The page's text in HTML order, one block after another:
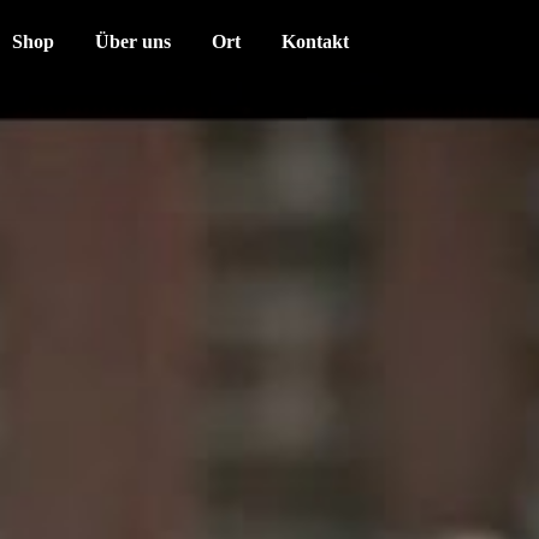
Shop Über uns Ort Kontakt